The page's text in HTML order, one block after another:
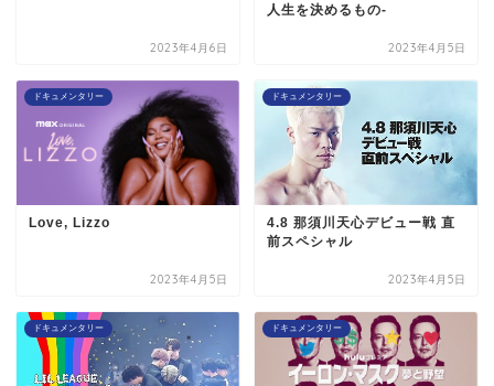
2023年4月6日
人生を決めるもの-
2023年4月5日
ドキュメンタリー
Love, Lizzo
2023年4月5日
ドキュメンタリー
4.8 那須川天心デビュー戦 直
前スペシャル
2023年4月5日
ドキュメンタリー ドキュメンタリー